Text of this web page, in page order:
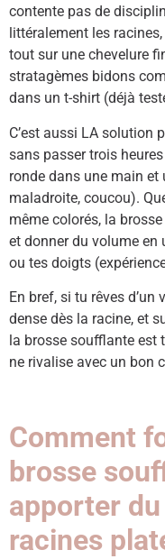
contente pas de
littéralement les
tout sur une chevelure
stratagèmes bidons
dans un t-shirt (déjà
C’est aussi LA solution
sans passer trois
ronde dans une main et
maladroite, coucou).
même colorés, la
et donner du volume en
ou tes doigts
En bref, si tu rêves d’un
dense dès la racine, et
la brosse soufflante est
ne rivalise avec un bon
Comment
brosse
apporter
racines